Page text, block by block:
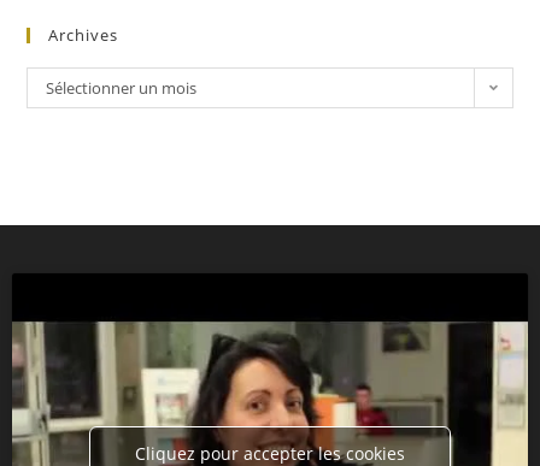
Archives
Sélectionner un mois
Cliquez pour accepter les cookies